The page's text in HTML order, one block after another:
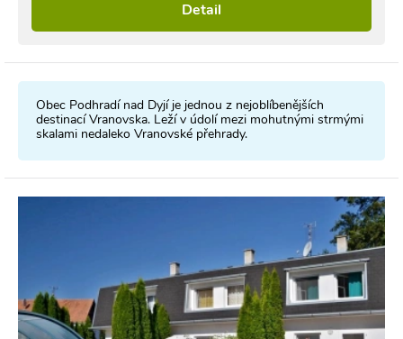
Detail
Obec Podhradí nad Dyjí je jednou z nejoblíbenějších
destinací Vranovska. Leží v údolí mezi mohutnými strmými
skalami nedaleko Vranovské přehrady.